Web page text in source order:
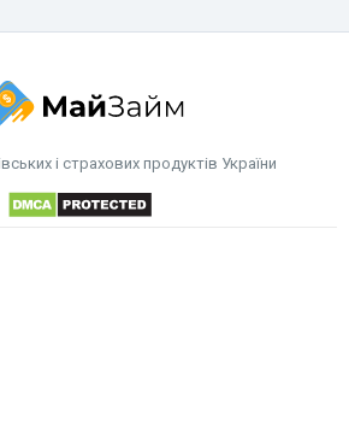
і страхових продуктів України